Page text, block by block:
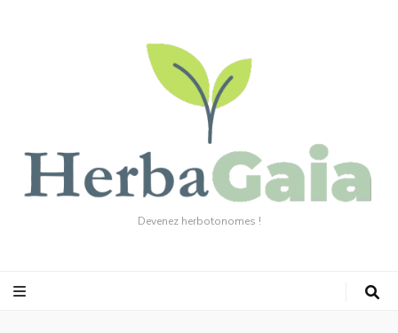
Devenez herbotonomes !